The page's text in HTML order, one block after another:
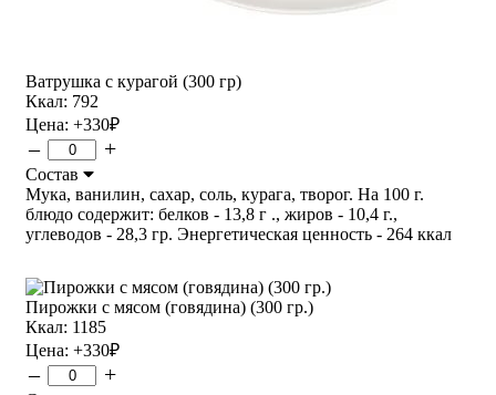
Ватрушка с курагой (300 гр)
Ккал: 792
Цена: +330₽
– +
Состав
Мука, ванилин, сахар, соль, курага, творог. На 100 г.
блюдо содержит: белков - 13,8 г ., жиров - 10,4 г.,
углеводов - 28,3 гр. Энергетическая ценность - 264 ккал
Пирожки с мясом (говядина) (300 гр.)
Ккал: 1185
Цена: +330₽
– +